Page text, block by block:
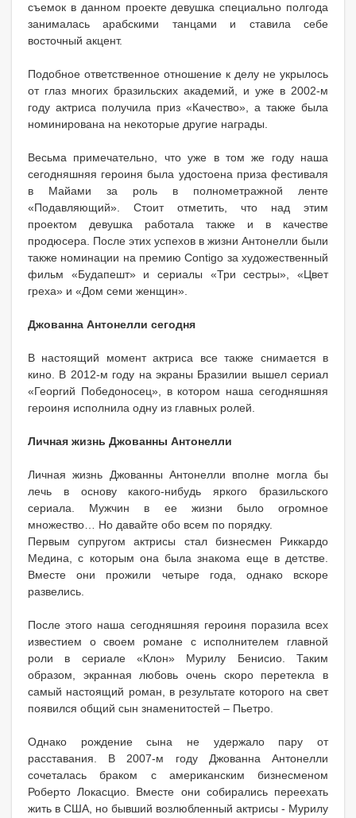
съемок в данном проекте девушка специально полгода
занималась арабскими танцами и ставила себе
восточный акцент.
Подобное ответственное отношение к делу не укрылось
от глаз многих бразильских академий, и уже в 2002-м
году актриса получила приз «Качество», а также была
номинирована на некоторые другие награды.
Весьма примечательно, что уже в том же году наша
сегодняшняя героиня была удостоена приза фестиваля
в Майами за роль в полнометражной ленте
«Подавляющий». Стоит отметить, что над этим
проектом девушка работала также и в качестве
продюсера. После этих успехов в жизни Антонелли были
также номинации на премию Contigo за художественный
фильм «Будапешт» и сериалы «Три сестры», «Цвет
греха» и «Дом семи женщин».
Джованна Антонелли сегодня
В настоящий момент актриса все также снимается в
кино. В 2012-м году на экраны Бразилии вышел сериал
«Георгий Победоносец», в котором наша сегодняшняя
героиня исполнила одну из главных ролей.
Личная жизнь Джованны Антонелли
Личная жизнь Джованны Антонелли вполне могла бы
лечь в основу какого-нибудь яркого бразильского
сериала. Мужчин в ее жизни было огромное
множество… Но давайте обо всем по порядку.
Первым супругом актрисы стал бизнесмен Риккардо
Медина, с которым она была знакома еще в детстве.
Вместе они прожили четыре года, однако вскоре
развелись.
После этого наша сегодняшняя героиня поразила всех
известием о своем романе с исполнителем главной
роли в сериале «Клон» Мурилу Бенисио. Таким
образом, экранная любовь очень скоро перетекла в
самый настоящий роман, в результате которого на свет
появился общий сын знаменитостей – Пьетро.
Однако рождение сына не удержало пару от
расставания. В 2007-м году Джованна Антонелли
сочеталась браком с американским бизнесменом
Роберто Локасцио. Вместе они собирались переехать
жить в США, но бывший возлюбленный актрисы - Мурилу